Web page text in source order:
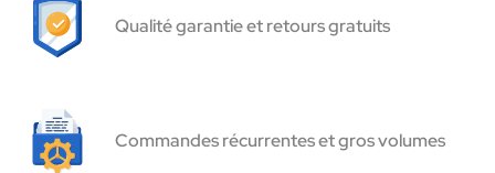
Qualité garantie et retours gratuits
Commandes récurrentes et gros volumes